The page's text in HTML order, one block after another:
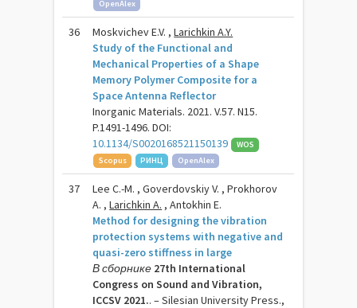
OpenAlex
36 Moskvichev E.V. ,Larichkin A.Y.
Study of the Functional and
Mechanical Properties of a Shape
Memory Polymer Composite for a
Space Antenna Reflector
Inorganic Materials. 2021. V.57. N15.
P.1491-1496. DOI:
10.1134/S0020168521150139
WOS
Scopus
РИНЦ OpenAlex
37
Lee C.-M. , Goverdovskiy V. , Prokhorov
A. ,Larichkin A. , Antokhin E.
Method for designing the vibration
protection systems with negative and
quasi-zero stiffness in large
В сборнике 27th International
Congress on Sound and Vibration,
ICCSV 2021.. – Silesian University Press.,